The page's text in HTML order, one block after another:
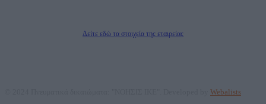
Δείτε εδώ τα στοιχεία της εταιρείας
Webalists